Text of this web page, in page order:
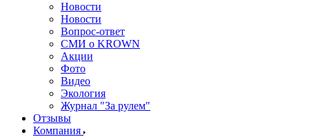
Новости
Новости
Вопрос-ответ
СМИ о KROWN
Акции
Фото
Видео
Экология
Журнал "За рулем"
Отзывы
Компания